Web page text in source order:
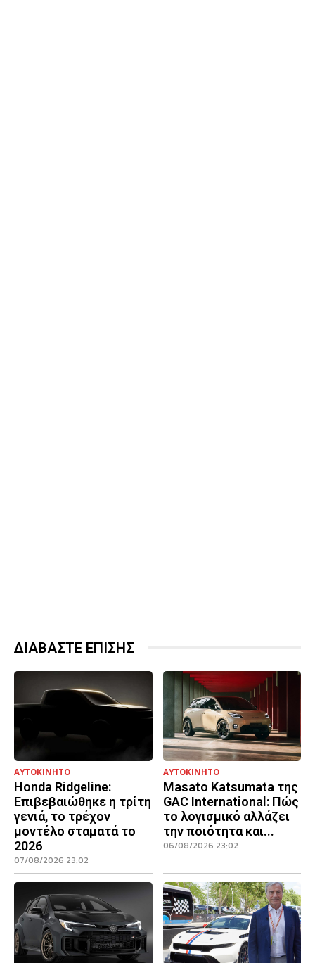
ΔΙΑΒΑΣΤΕ ΕΠΙΣΗΣ
ΑΥΤΟΚΙΝΗΤΟ
Honda Ridgeline:
Επιβεβαιώθηκε η τρίτη
γενιά, το τρέχον
μοντέλο σταματά το
2026
07/08/2026 23:02
ΑΥΤΟΚΙΝΗΤΟ
Masato Katsumata της
GAC International: Πώς
το λογισμικό αλλάζει
την ποιότητα και...
06/08/2026 23:02